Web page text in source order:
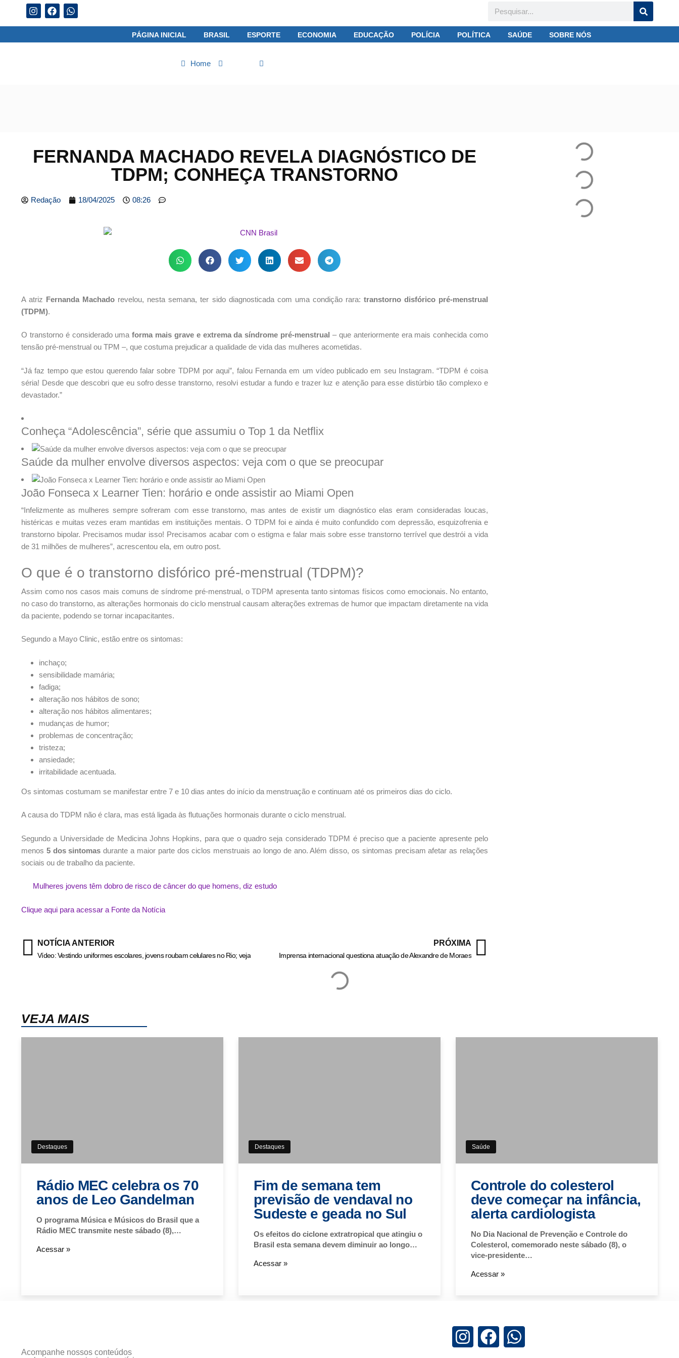
PÁGINA INICIAL BRASIL ESPORTE ECONOMIA EDUCAÇÃO POLÍCIA POLÍTICA SAÚDE SOBRE NÓS
Home
FERNANDA MACHADO REVELA DIAGNÓSTICO DE
TDPM; CONHEÇA TRANSTORNO
Redação 18/04/2025 08:26
A atriz Fernanda Machado revelou, nesta semana, ter sido diagnosticada com uma condição rara: transtorno disfórico pré-menstrual
(TDPM).
O transtorno é considerado umaforma mais grave e extrema da síndrome pré-menstrual – que anteriormente era mais conhecida como
tensão pré-menstrual ou TPM –, que costuma prejudicar a qualidade de vida das mulheres acometidas.
“Já faz tempo que estou querendo falar sobre TDPM por aqui”, falou Fernanda em um vídeo publicado em seu Instagram. “TDPM é coisa
séria! Desde que descobri que eu sofro desse transtorno, resolvi estudar a fundo e trazer luz e atenção para esse distúrbio tão complexo e
devastador.”
Conheça “Adolescência”, série que assumiu o Top 1 da Netflix
Saúde da mulher envolve diversos aspectos: veja com o que se preocupar
João Fonseca x Learner Tien: horário e onde assistir ao Miami Open
“Infelizmente as mulheres sempre sofreram com esse transtorno, mas antes de existir um diagnóstico elas eram consideradas loucas,
histéricas e muitas vezes eram mantidas em instituições mentais. O TDPM foi e ainda é muito confundido com depressão, esquizofrenia e
transtorno bipolar. Precisamos mudar isso! Precisamos acabar com o estigma e falar mais sobre esse transtorno terrível que destrói a vida
de 31 milhões de mulheres”, acrescentou ela, em outro post.
O que é o transtorno disfórico pré-menstrual (TDPM)?
Assim como nos casos mais comuns de síndrome pré-menstrual, o TDPM apresenta tanto sintomas físicos como emocionais. No entanto,
no caso do transtorno, as alterações hormonais do ciclo menstrual causam alterações extremas de humor que impactam diretamente na vida
da paciente, podendo se tornar incapacitantes.
Segundo a Mayo Clinic, estão entre os sintomas:
inchaço;
sensibilidade mamária;
fadiga;
alteração nos hábitos de sono;
alteração nos hábitos alimentares;
mudanças de humor;
problemas de concentração;
tristeza;
ansiedade;
irritabilidade acentuada.
Os sintomas costumam se manifestar entre 7 e 10 dias antes do início da menstruação e continuam até os primeiros dias do ciclo.
A causa do TDPM não é clara, mas está ligada às flutuações hormonais durante o ciclo menstrual.
Segundo a Universidade de Medicina Johns Hopkins, para que o quadro seja considerado TDPM é preciso que a paciente apresente pelo
menos 5 dos sintomas durante a maior parte dos ciclos menstruais ao longo de ano. Além disso, os sintomas precisam afetar as relações
sociais ou de trabalho da paciente.
Mulheres jovens têm dobro de risco de câncer do que homens, diz estudo
Clique aqui para acessar a Fonte da Notícia
NOTÍCIA ANTERIOR
Vídeo: Vestindo uniformes escolares, jovens roubam celulares no Rio; veja
PRÓXIMA
Imprensa internacional questiona atuação de Alexandre de Moraes
VEJA MAIS
Destaques
Rádio MEC celebra os 70
anos de Leo Gandelman
O programa Música e Músicos do Brasil que a
Rádio MEC transmite neste sábado (8),…
Acessar »
Destaques
Fim de semana tem
previsão de vendaval no
Sudeste e geada no Sul
Os efeitos do ciclone extratropical que atingiu o
Brasil esta semana devem diminuir ao longo…
Acessar »
Saúde
Controle do colesterol
deve começar na infância,
alerta cardiologista
No Dia Nacional de Prevenção e Controle do
Colesterol, comemorado neste sábado (8), o
vice-presidente…
Acessar »
Acompanhe nossos conteúdos